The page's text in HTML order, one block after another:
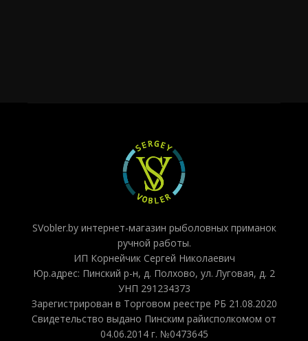
SVobler.by интернет-магазин рыболовных приманок
ручной работы.
ИП Корнейчик Сергей Николаевич
Юр.адрес: Пинский р-н, д. Полхово, ул. Луговая, д. 2
УНП 291234373
Зарегистрирован в Торговом реестре РБ 21.08.2020
Свидетельство выдано Пинским райисполкомом от
04.06.2014 г. №0473645